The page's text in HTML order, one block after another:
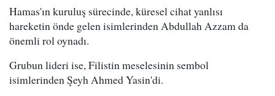
Hamas'ın kuruluş sürecinde, küresel cihat yanlısı
hareketin önde gelen isimlerinden Abdullah Azzam da
önemli rol oynadı.
Grubun lideri ise, Filistin meselesinin sembol
isimlerinden Şeyh Ahmed Yasin'di.